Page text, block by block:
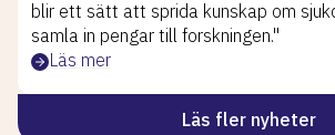
blir ett sätt att sprida kunskap om
samla in pengar till forskningen."
Läs mer
Läs fler nyheter